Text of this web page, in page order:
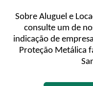
Sobre Aluguel e
consulte um de
indicação de
Proteção Metálica